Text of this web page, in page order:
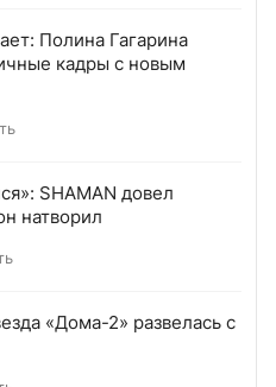
Полина Гагарина
кадры с новым
SHAMAN довел
натворил
«Дома-2» развелась с